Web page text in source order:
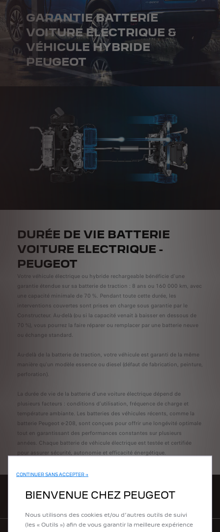
GARANTIE BATTERIE
VOITURE ÉLECTRIQUE &
VÉHICULE HYBRIDE
PEUGEOT
DURÉE DE VIE BATTERIE
VOITURE ELECTRIQUE -
PEUGEOT
Votre véhicule électrique ou hybride rechargeable bénéficie d’une
garantie étendue sur sa batterie de traction : 8 ans ou 160 000 km, avec
une capacité minimale de 70 %. Pendant toute cette durée, les
interventions couvertes sont prises en charge sous garantie par le
Constructeur. Au-delà (ou si la capacité venait à baisser en dessous de
70 %), vous pourrez la faire réparer ou remplacer par une batterie neuve
ou échange standard.
Au-delà de la batterie de traction, votre véhicule est garanti de la même
manière qu’un modèle essence ou diesel (défaut de fabrication, peinture,
perforation).
La durée de vie de la batterie d’une voiture électrique dépend de
plusieurs facteurs : conditions d’utilisation, fréquence de charge et
température ambiante. Les batteries des véhicules récents, comme la
batterie Peugeot e-208, sont conçues pour offrir une longévité optimale
tout en garantissant des performances constantes sur plusieurs
années. Chaque batterie de véhicule électrique est testée et certifiée
pour assurer sécurité, autonomie et efficacité énergétique.
ACHETEZ EN LIGNE
CONTINUER SANS ACCEPTER →
BIENVENUE CHEZ PEUGEOT
Nous utilisons des cookies et/ou d’autres outils de suivi
(les « Outils ») afin de vous garantir la meilleure expérience